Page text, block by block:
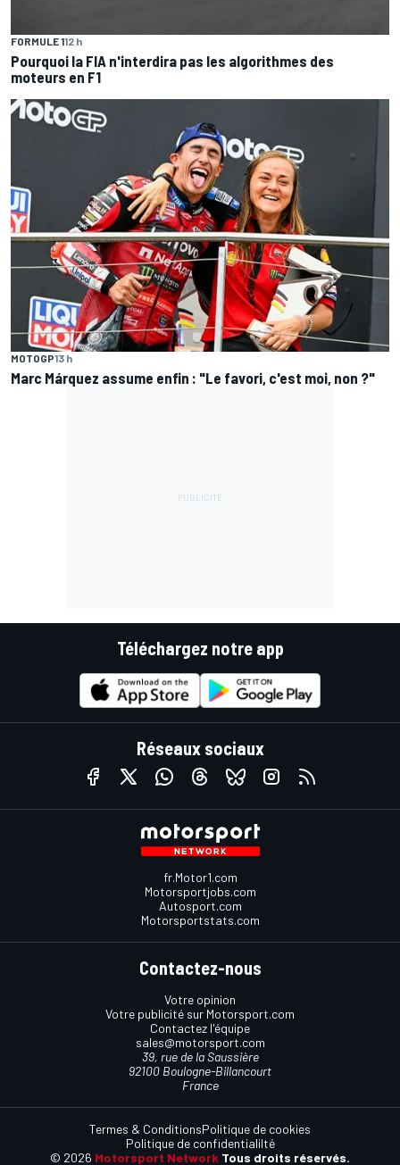
FORMULE 112 h
Pourquoi la FIA n'interdira pas les algorithmes des
moteurs en F1
MOTOGP13 h
Marc Márquez assume enfin : "Le favori, c'est moi, non ?"
Téléchargez notre app
Réseaux sociaux
fr.Motor1.com
Motorsportjobs.com
Autosport.com
Motorsportstats.com
Contactez-nous
Votre opinion
Votre publicité sur Motorsport.com
Contactez l'équipe
sales@motorsport.com
39, rue de la Saussière
92100 Boulogne-Billancourt
France
© 2026 Motorsport Network Tous droits réservés.
Termes & ConditionsPolitique de cookies
Politique de confidentialilté